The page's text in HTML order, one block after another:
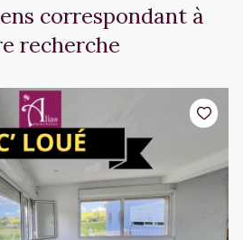
correspondant à
recherche